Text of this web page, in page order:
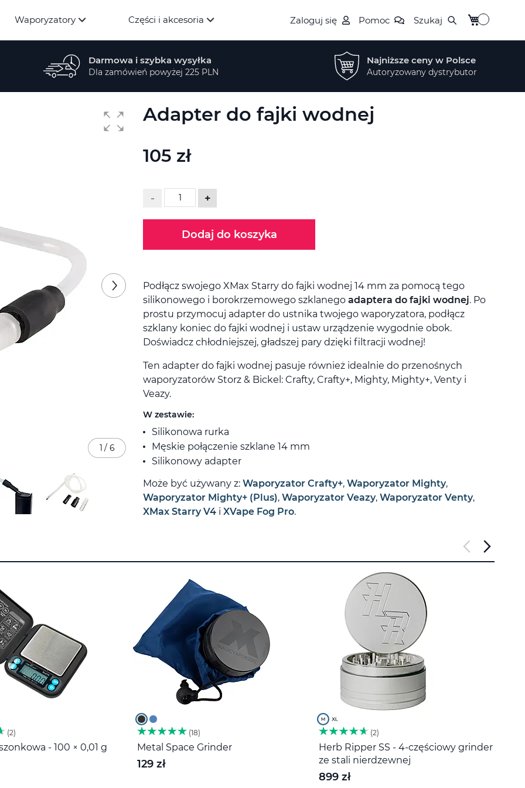
Waporyzatory Części i akcesoria Zaloguj się Pomoc Szukaj Mój koszyk
Darmowa i szybka wysyłka
Dla zamówień powyżej 225 PLN
Najniższe ceny w Polsce
Autoryzowany dystrybutor
Adapter do fajki wodnej
105 zł
- +
Dodaj do koszyka
Podłącz swojego XMax Starry do fajki wodnej 14 mm za pomocą tego
silikonowego i borokrzemowego szklanego adaptera do fajki wodnej. Po
prostu przymocuj adapter do ustnika twojego waporyzatora, podłącz
szklany koniec do fajki wodnej i ustaw urządzenie wygodnie obok.
Doświadcz chłodniejszej, gładszej pary dzięki filtracji wodnej!
Ten adapter do fajki wodnej pasuje również idealnie do przenośnych
waporyzatorów Storz & Bickel: Crafty, Crafty+, Mighty, Mighty+, Venty i
Veazy.
W zestawie:
Silikonowa rurka
Męskie połączenie szklane 14 mm
Silikonowy adapter
Może być używany z: Waporyzator Crafty+, Waporyzator Mighty,
Waporyzator Mighty+ (Plus), Waporyzator Veazy, Waporyzator Venty,
XMax Starry V4 i XVape Fog Pro.
1 / 6
2
- 100 × 0,01 g
18
Metal Space Grinder
129 zł
2
Herb Ripper SS - 4-częściowy grinder
ze stali nierdzewnej
899 zł